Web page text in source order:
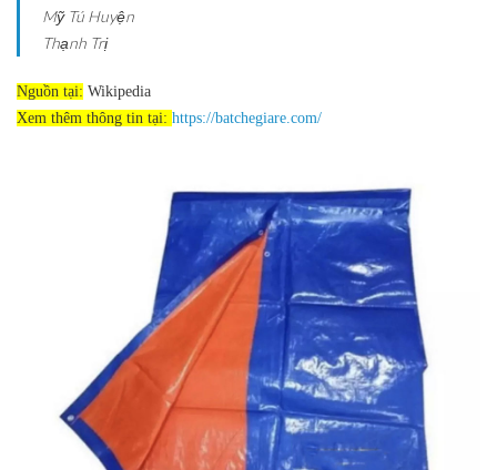
Mỹ Tú Huyện
Thạnh Trị
Nguồn tại: Wikipedia
Xem thêm thông tin tại: https://batchegiare.com/